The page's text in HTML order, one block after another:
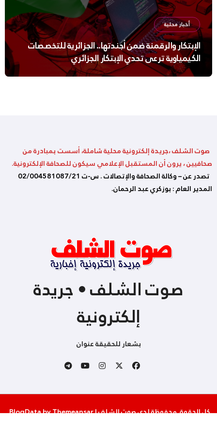
أخبار محلية
الإبتكار والرقمنة ضمن أجندتها.. الجزائرية للتخصصات
الكيمياوية ترعى تحدي الإبتكار الجزائري
صوت الشلف ،جريدة إلكترونية محلية شاملة، أسست بمبادرة من
صحافيين ، يرون أن المستقبل الإعلامي سيكون للصحافة الإلكترونية.
تصدر عن – وكالة الصحافة والإتصالات . س-ت 02/004581087/21
المدير العام : بوزكري عبد الرحمان.
صوت الشلف • جريدة
إلكترونية
بشعار للحقيقة عنوان
كل الحقوق محفوظة لدى صوت الشلف|
BlogDatabyThemeansar
.